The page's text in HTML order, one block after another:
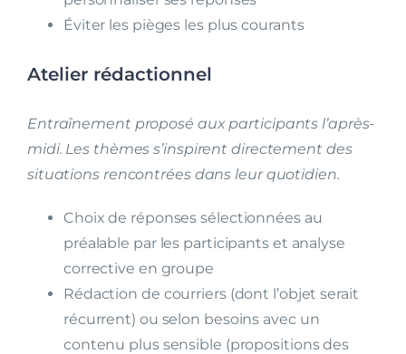
Éviter les pièges les plus courants
Atelier rédactionnel
Entraînement proposé aux participants l’après-
midi. Les thèmes s’inspirent directement des
situations rencontrées dans leur quotidien.
Choix de réponses sélectionnées au
préalable par les participants et analyse
corrective en groupe
Rédaction de courriers (dont l’objet serait
récurrent) ou selon besoins avec un
contenu plus sensible (propositions des